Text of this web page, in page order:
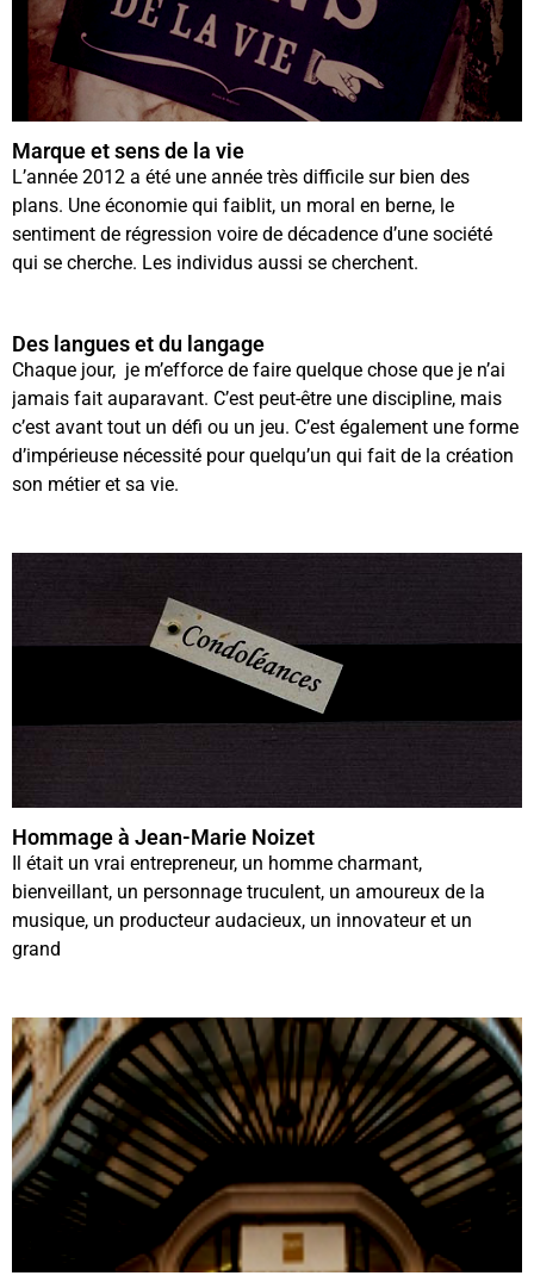
Marque et sens de la vie
L’année 2012 a été une année très difficile sur bien des
plans. Une économie qui faiblit, un moral en berne, le
sentiment de régression voire de décadence d’une société
qui se cherche. Les individus aussi se cherchent.
Des langues et du langage
Chaque jour, je m’efforce de faire quelque chose que je n’ai
jamais fait auparavant. C’est peut-être une discipline, mais
c’est avant tout un défi ou un jeu. C’est également une forme
d’impérieuse nécessité pour quelqu’un qui fait de la création
son métier et sa vie.
Hommage à Jean-Marie Noizet
Il était un vrai entrepreneur, un homme charmant,
bienveillant, un personnage truculent, un amoureux de la
musique, un producteur audacieux, un innovateur et un
grand